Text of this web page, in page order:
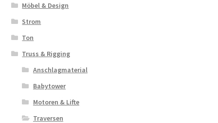
Möbel & Design
Strom
Ton
Truss & Rigging
Anschlagmaterial
Babytower
Motoren & Lifte
Traversen